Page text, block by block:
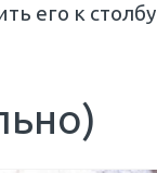
его к столбу